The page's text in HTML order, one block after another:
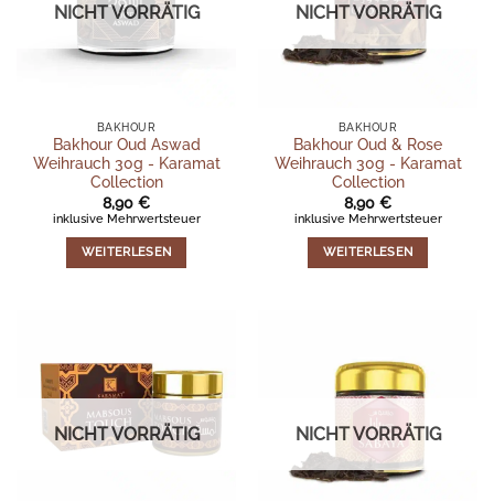
NICHT VORRÄTIG
BAKHOUR
Bakhour Oud Aswad
Weihrauch 30g - Karamat
Collection
8,90 €
inklusive Mehrwertsteuer
WEITERLESEN
NICHT VORRÄTIG
BAKHOUR
Bakhour Oud & Rose
Weihrauch 30g - Karamat
Collection
8,90 €
inklusive Mehrwertsteuer
WEITERLESEN
NICHT VORRÄTIG NICHT VORRÄTIG